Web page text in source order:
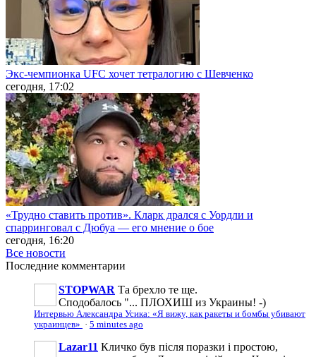
Экс-чемпионка UFC хочет тетралогию с Шевченко
сегодня, 17:02
«Трудно ставить против». Кларк дрался с Уордли и
спарринговал с Дюбуа — его мнение о бое
сегодня, 16:20
Все новости
Последние комментарии
STOPWAR Та брехло те ще.
Сподобалось "... ПЛОХИШ из Украины! -)
Интервью Александра Усика: «Я вижу, как ракеты и бомбы убивают
украинцев» · 5 minutes ago
Lazar11 Кличко був після поразки і простою,